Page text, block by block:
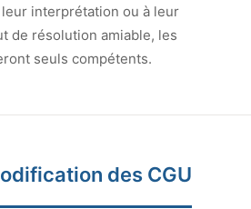
interprétation ou à leur
de résolution amiable, les
seuls compétents.
des CGU